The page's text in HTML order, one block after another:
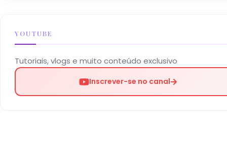
YOUTUBE
Tutoriais, vlogs e muito conteúdo exclusivo
Inscrever-se no canal